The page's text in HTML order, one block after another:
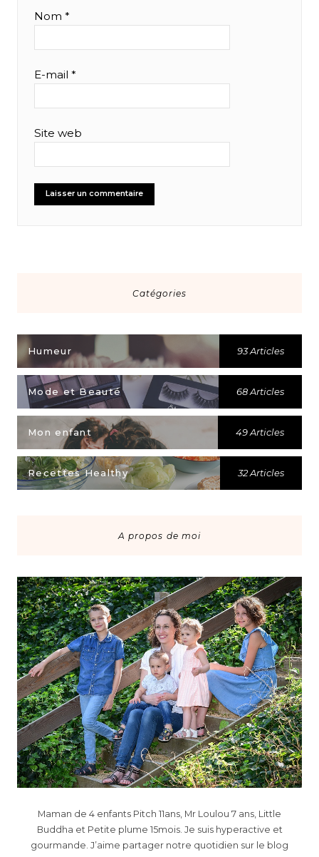
Nom *
E-mail *
Site web
Catégories
Humeur 93 Articles
Mode et Beauté 68 Articles
Mon enfant 49 Articles
Recettes Healthy 32 Articles
A propos de moi
Maman de 4 enfants Pitch 11ans, Mr Loulou 7 ans, Little
Buddha et Petite plume 15mois. Je suis hyperactive et
gourmande. J’aime partager notre quotidien sur le blog